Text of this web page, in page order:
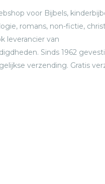
voor Bijbels,
romans, non-fictie,
leverancier van
Sinds 1962
verzending. Gratis